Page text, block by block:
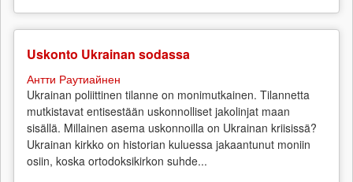
Uskonto Ukrainan sodassa
Антти Раутиайнен
Ukrainan poliittinen tilanne on monimutkainen. Tilannetta
mutkistavat entisestään uskonnolliset jakolinjat maan
sisällä. Millainen asema uskonnoilla on Ukrainan kriisissä?
Ukrainan kirkko on historian kuluessa jakaantunut moniin
osiin, koska ortodoksikirkon suhde...